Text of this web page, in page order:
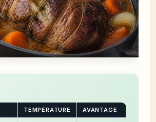
TEMPÉRATURE AVANTAGE